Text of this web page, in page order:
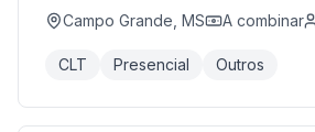
Campo Grande, MS A combinar
CLT Presencial Outros